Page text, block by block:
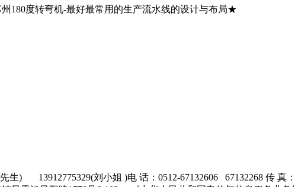
180度转弯机-最好最常用的生产流水线的设计与布局★
生) 13912775329(刘小姐 )电 话：0512-67132606 67132268 传 真：